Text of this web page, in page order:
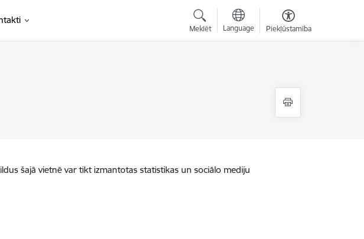
Meklēt Language Piekļūstamība
šajā vietnē var tikt izmantotas statistikas un sociālo mediju